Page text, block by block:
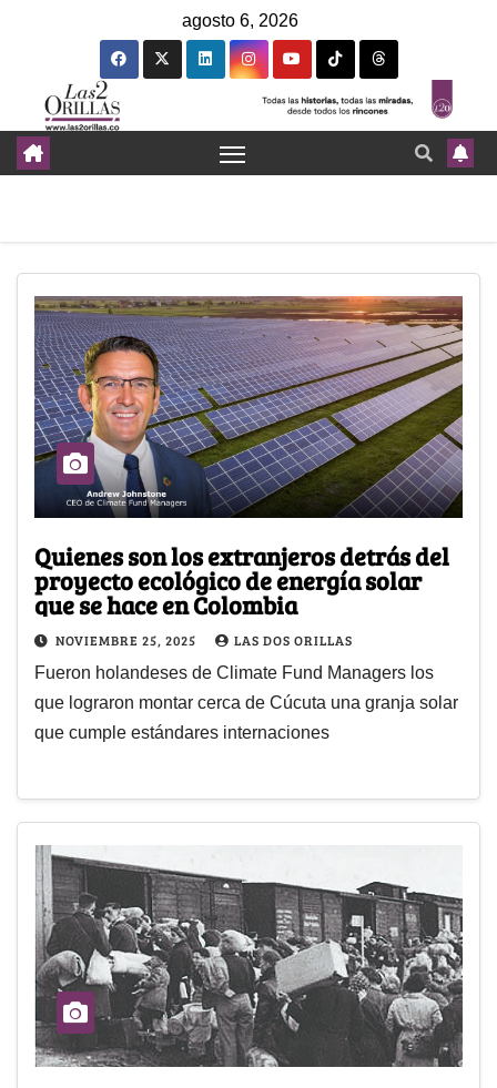
agosto 6, 2026
Quienes son los extranjeros detrás del
proyecto ecológico de energía solar
que se hace en Colombia
NOVIEMBRE 25, 2025 LAS DOS ORILLAS
Fueron holandeses de Climate Fund Managers los
que lograron montar cerca de Cúcuta una granja solar
que cumple estándares internaciones